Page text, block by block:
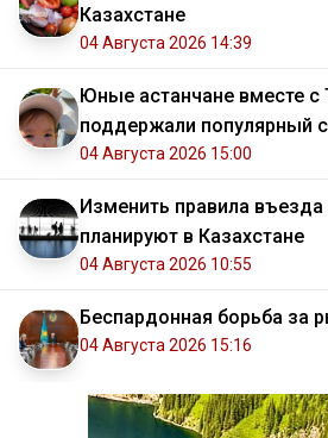
Казахстане
04 Августа 2026 14:39
Юные астанчане вместе с
поддержали популярный
04 Августа 2026 15:00
Изменить правила
планируют в Казахстане
04 Августа 2026 10:55
Беспардонная борьба за
04 Августа 2026 15:16